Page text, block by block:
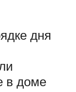
дня
в доме